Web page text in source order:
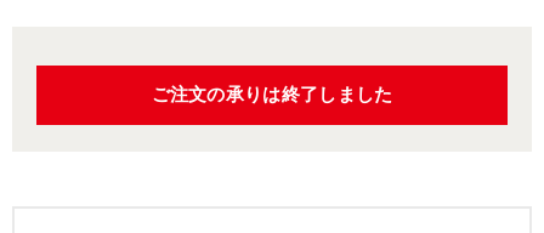
ご注文の承りは終了しました